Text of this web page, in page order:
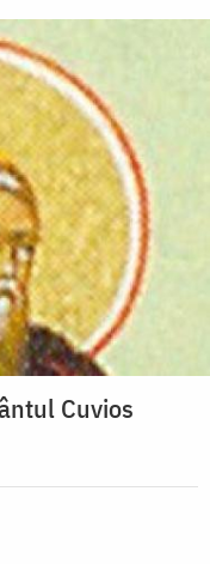
Cuvios